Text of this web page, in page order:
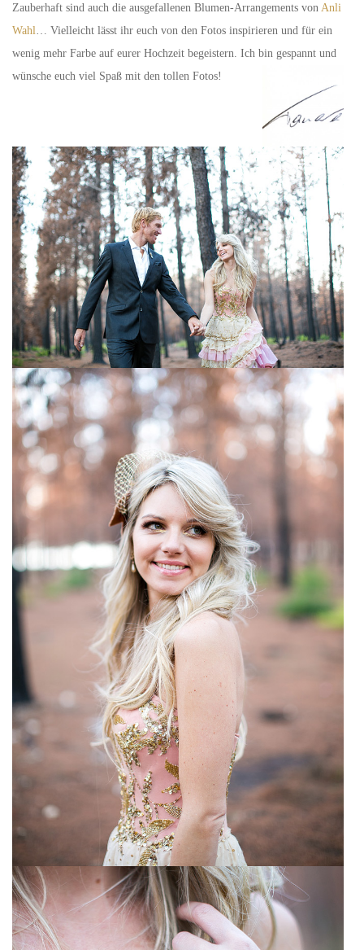
Zauberhaft sind auch die ausgefallenen Blumen-Arrangements von Anli
Wahl
… Vielleicht lässt ihr euch von den Fotos inspirieren und für ein
wenig mehr Farbe auf eurer Hochzeit begeistern. Ich bin gespannt und
wünsche euch viel Spaß mit den tollen Fotos!